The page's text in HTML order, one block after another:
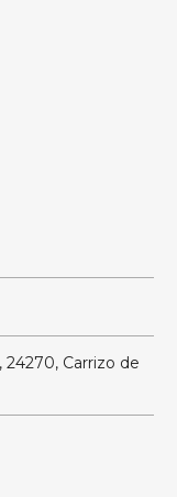
24270, Carrizo de